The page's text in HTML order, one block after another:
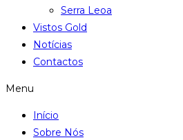
Serra Leoa
Vistos Gold
Notícias
Contactos
Menu
Início
Sobre Nós